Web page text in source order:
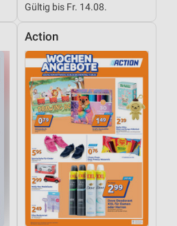
Gültig bis Fr. 14.08.
Action